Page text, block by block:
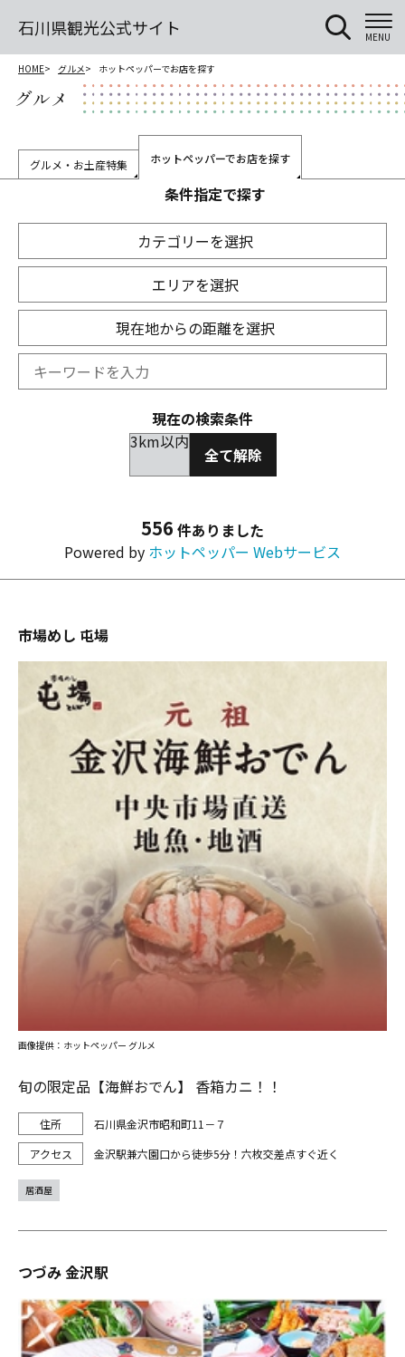
石川県観光公式サイト MENU
HOME グルメ ホットペッパーでお店を探す
グルメ
グルメ・お土産特集 ホットペッパーでお店を探す
条件指定で探す
カテゴリーを選択
エリアを選択
現在地からの距離を選択
現在の検索条件
3km以内
全て解除
556 件ありました
Powered by ホットペッパー Webサービス
市場めし 屯場
旬の限定品【海鮮おでん】 香箱カニ！！
石川県金沢市昭和町11－７
金沢駅兼六園口から徒歩5分！六枚交差点すぐ近く
画像提供：ホットペッパー グルメ
居酒屋
つづみ 金沢駅